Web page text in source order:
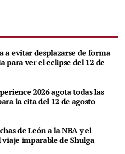
a evitar desplazarse de forma
para ver el eclipse del 12 de
2026 agota todas las
la cita del 12 de agosto
de León a la NBA y el
imparable de Shulga